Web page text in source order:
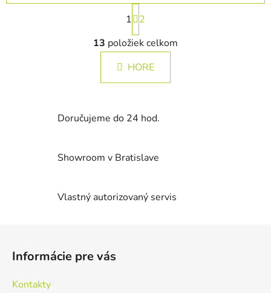
O
v
l
á
d
c
i
p
r
k
y
S
t
r
á
n
k
n
i
1
2
13 položiek celkom
HORE
Doručujeme do 24 hod.
Showroom v Bratislave
Vlastný autorizovaný servis
Informácie pre vás
Kontakty